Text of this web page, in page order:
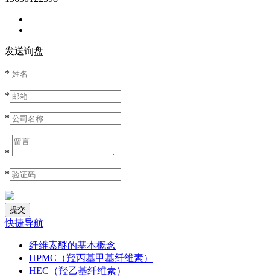
发送询盘
*
*
*
*
*
快捷导航
纤维素醚的基本概念
HPMC（羟丙基甲基纤维素）
HEC（羟乙基纤维素）